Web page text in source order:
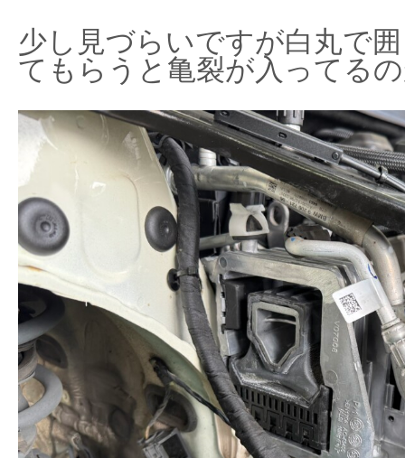
少し見づらいですが白丸で
てもらうと亀裂が入ってる